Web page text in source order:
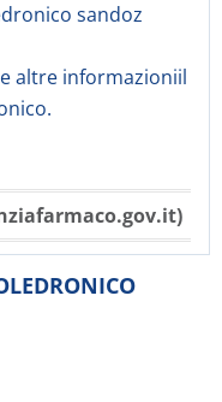
sandoz
altre informazioniil